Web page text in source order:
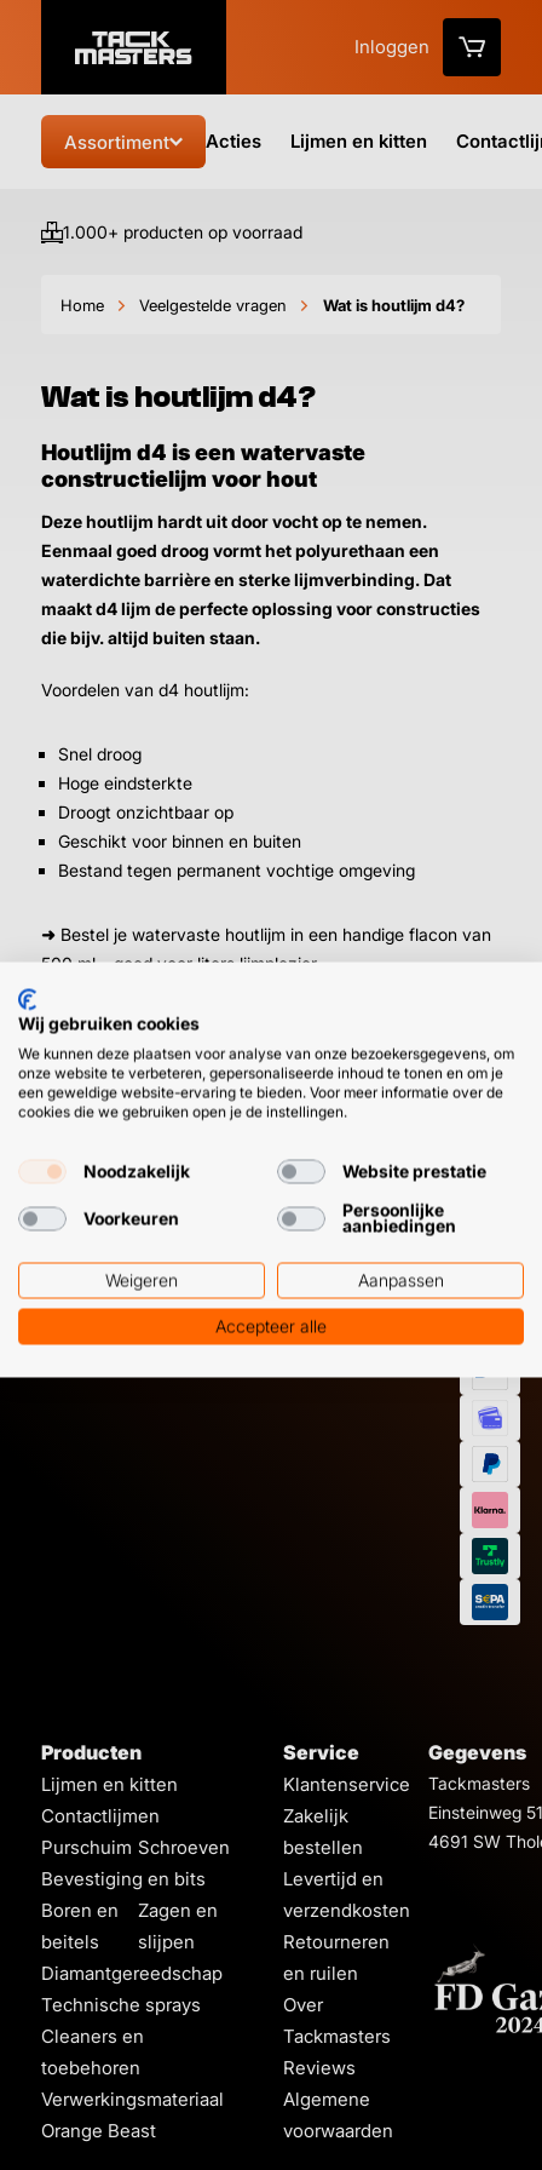
Inloggen
Assortiment Acties Lijmen en kitten
1.000+ producten op voorraad
Home Veelgestelde vragen Wat is houtlijm d4?
Wat is houtlijm d4?
Houtlijm d4 is een watervaste
constructielijm voor hout
Deze houtlijm hardt uit door vocht op te nemen.
Eenmaal goed droog vormt het polyurethaan een
waterdichte barrière en sterke lijmverbinding. Dat
maakt d4 lijm de perfecte oplossing voor constructies
die bijv. altijd buiten staan.
Voordelen van d4 houtlijm:
Snel droog
Hoge eindsterkte
Droogt onzichtbaar op
Geschikt voor binnen en buiten
Bestand tegen permanent vochtige omgeving
➜ Bestel je watervaste houtlijm in een handige flacon van
500 ml – goed voor liters lijmplezier.
HULP OF ADVIES NODIG?
+31 (0) 85 303
7224
WhatsApp
+31 (0) 6 11
12 09 51
BETAAL
EN SNEL
Producten
Lijmen en kitten
Contactlijmen
Purschuim Schroeven
Bevestiging en bits
Boren en
beitels
Zagen en
slijpen
Diamantgereedschap
Technische sprays
Cleaners en
toebehoren
Verwerkingsmateriaal
Orange Beast
Service
Klantenservice
Zakelijk
bestellen
Levertijd en
verzendkosten
Retourneren
en ruilen
Over
Tackmasters
Reviews
Algemene
voorwaarden
Gegevens
Tackmasters
Einsteinweg 51
4691 SW
Wij gebruiken cookies
We kunnen deze plaatsen voor analyse van onze bezoekersgegevens, om
onze website te verbeteren, gepersonaliseerde inhoud te tonen en om je
een geweldige website-ervaring te bieden. Voor meer informatie over de
cookies die we gebruiken open je de instellingen.
Noodzakelijk Website prestatie
Voorkeuren
Persoonlijke
aanbiedingen
Weigeren Aanpassen
Accepteer alle